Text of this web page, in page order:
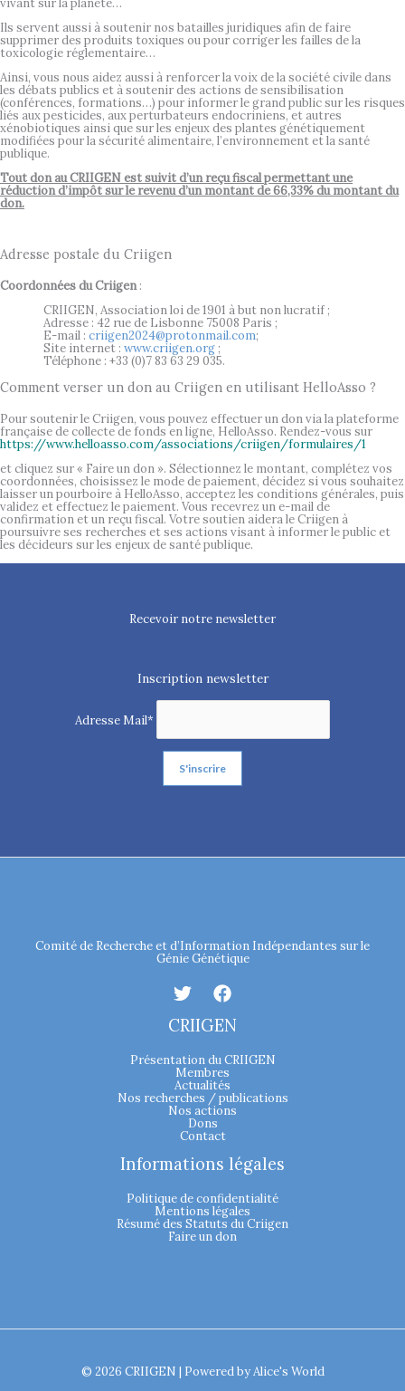
vivant sur la planète…
Ils servent aussi à soutenir nos batailles juridiques afin de faire
supprimer des produits toxiques ou pour corriger les failles de la
toxicologie réglementaire…
Ainsi, vous nous aidez aussi à renforcer la voix de la société civile dans
les débats publics et à soutenir des actions de sensibilisation
(conférences, formations…) pour informer le grand public sur les risques
liés aux pesticides, aux perturbateurs endocriniens, et autres
xénobiotiques ainsi que sur les enjeux des plantes génétiquement
modifiées pour la sécurité alimentaire, l’environnement et la santé
publique.
Tout don au CRIIGEN est suivit d’un reçu fiscal permettant une
réduction d’impôt sur le revenu d’un montant de 66,33% du montant du
don.
Adresse postale du Criigen
Coordonnées du Criigen:
CRIIGEN, Association loi de 1901 à but non lucratif ;
Adresse : 42 rue de Lisbonne 75008 Paris ;
E-mail : criigen2024@protonmail.com;
Site internet : www.criigen.org ;
Téléphone : +33 (0)7 83 63 29 035.
Comment verser un don au Criigen en utilisant HelloAsso ?
Pour soutenir le Criigen, vous pouvez effectuer un don via la plateforme
française de collecte de fonds en ligne, HelloAsso. Rendez-vous sur
https://www.helloasso.com/associations/criigen/formulaires/1
et cliquez sur « Faire un don ». Sélectionnez le montant, complétez vos
coordonnées, choisissez le mode de paiement, décidez si vous souhaitez
laisser un pourboire à HelloAsso, acceptez les conditions générales, puis
validez et effectuez le paiement. Vous recevrez un e-mail de
confirmation et un reçu fiscal. Votre soutien aidera le Criigen à
poursuivre ses recherches et ses actions visant à informer le public et
les décideurs sur les enjeux de santé publique.
Recevoir notre newsletter
Inscription newsletter
Adresse Mail*
Comité de Recherche et d’Information Indépendantes sur le
Génie Génétique
CRIIGEN
Présentation du CRIIGEN
Membres
Actualités
Nos recherches / publications
Nos actions
Dons
Contact
Informations légales
Politique de confidentialité
Mentions légales
Résumé des Statuts du Criigen
Faire un don
© 2026 CRIIGEN | Powered byAlice's World